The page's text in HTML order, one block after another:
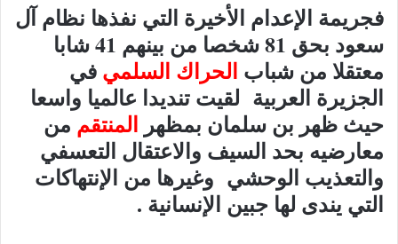
فجريمة الإعدام الأخيرة التي نفذها نظام آل
سعود بحق 81 شخصا من بينهم 41 شابا
معتقلا من شباب الحراك السلمي في
الجزيرة العربية لقيت تنديدا عالميا واسعا
حيث ظهر بن سلمان بمظهر المنتقم من
معارضيه بحد السيف والاعتقال التعسفي
والتعذيب الوحشي وغيرها من الإنتهاكات
التي يندى لها جبين الإنسانية .